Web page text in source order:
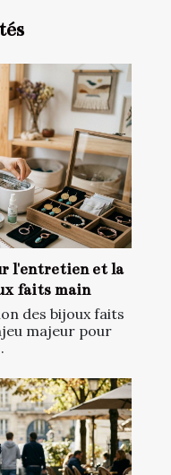
l'entretien et la
faits main
des bijoux faits
majeur pour